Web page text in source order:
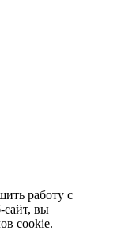
работу с
сайт, вы
cookie.